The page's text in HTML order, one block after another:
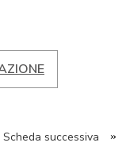
Scheda successiva »